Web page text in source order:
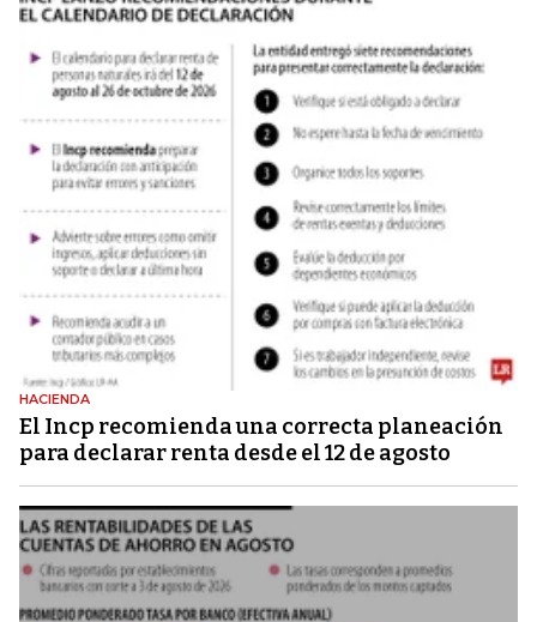
HACIENDA
El Incp recomienda una correcta planeación
para declarar renta desde el 12 de agosto